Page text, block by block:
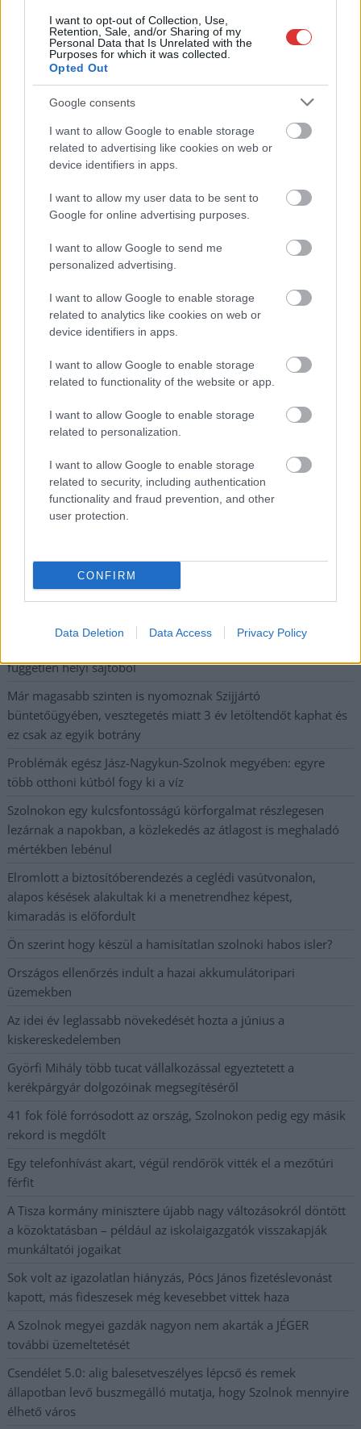
I want to opt-out of Collection, Use,
Retention, Sale, and/or Sharing of my
Personal Data that Is Unrelated with the
Purposes for which it was collected.
Opted Out
Google consents
I want to allow Google to enable storage
related to advertising like cookies on web or
device identifiers in apps.
I want to allow my user data to be sent to
Google for online advertising purposes.
I want to allow Google to send me
personalized advertising.
I want to allow Google to enable storage
related to analytics like cookies on web or
device identifiers in apps.
I want to allow Google to enable storage
related to functionality of the website or app.
I want to allow Google to enable storage
related to personalization.
I want to allow Google to enable storage
related to security, including authentication
functionality and fraud prevention, and other
user protection.
CONFIRM
Data Deletion Data Access Privacy Policy
Hírlevél feliratkozás
meg e-mail címét:
Megismertem és elfogadom a
Nem szeretne lemaradni semmiről? Csak egy kattintás, és hírlevelünk a
legfrissebb információkkal és exkluzív tartalmakkal hétről hétre
postaládájába érkezik!
A SZOL24 legfrissebb 24 cikke
A Tisza Párt Dr. Baka Andrást jelöli köztársasági elnöknek
Óriási, több mint két méteres harcsát fogott a Tiszán a 13 éves
fiú (VIDEÓVAL)
fennakadásokra és pótlóbuszos közlekedésre számítsunk az
egyik Jász-Nagykun-Szolnok megyei vasútvonalon
független helyi sajtóból
Már magasabb szinten is nyomoznak Szijjártó
büntetőügyében, vesztegetés miatt 3 év letöltendőt kaphat és
ez csak az egyik botrány
Problémák egész Jász-Nagykun-Szolnok megyében: egyre
több otthoni kútból fogy ki a víz
Szolnokon egy kulcsfontosságú körforgalmat részlegesen
lezárnak a napokban, a közlekedés az átlagost is meghaladó
mértékben lebénul
Elromlott a biztosítóberendezés a ceglédi vasútvonalon,
alapos késések alakultak ki a menetrendhez képest,
kimaradás is előfordult
Ön szerint hogy készül a hamisítatlan szolnoki habos isler?
Országos ellenőrzés indult a hazai akkumulátoripari
üzemekben
Az idei év leglassabb növekedését hozta a június a
kiskereskedelemben
Györfi Mihály több tucat vállalkozással egyeztetett a
kerékpárgyár dolgozóinak megsegítéséről
41 fok fölé forrósodott az ország, Szolnokon pedig egy másik
rekord is megdőlt
Egy telefonhívást akart, végül rendőrök vitték el a mezőtúri
férfit
A Tisza kormány minisztere újabb nagy változásokról döntött
a közoktatásban – például az iskolaigazgatók visszakapják
munkáltatói jogaikat
Sok volt az igazolatlan hiányzás, Pócs János fizetéslevonást
kapott, más fideszesek még kevesebbet vittek haza
A Szolnok megyei gazdák nagyon nem akarták a JÉGER
további üzemeltetését
Csendélet 5.0: alig balesetveszélyes lépcső és remek
állapotban levő buszmegálló mutatja, hogy Szolnok mennyire
élhető város